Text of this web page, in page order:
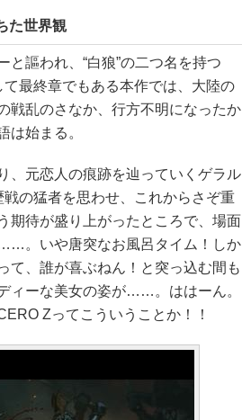
た世界観
謳われ、“白狼”の二つ名を持つ
最終章でもある本作では、大陸の
戦乱のさなか、行方不明になったか
は始まる。
元恋人の痕跡を辿っていくゲラル
の猛者を思わせ、これからさぞ重
期待が盛り上がったところで、場面
。いや唐突なお風呂タイム！しか
て、誰が喜ぶねん！と突っ込む間も
ィーな美女の姿が……。ははーん。
Zってこういうことか！！